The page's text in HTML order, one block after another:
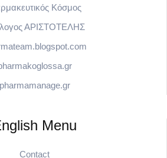
Κόσμος
ΑΡΙΣΤΟΤΕΛΗΣ
pharmamanage.gr
Menu
Contact